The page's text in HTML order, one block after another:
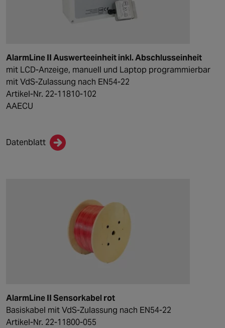
AlarmLine II Auswerteeinheit inkl. Abschlusseinheit
mit LCD-Anzeige, manuell und Laptop programmierbar
mit VdS-Zulassung nach EN54-22
Artikel-Nr. 22-11810-102
AAECU
Datenblatt
AlarmLine II Sensorkabel rot
Basiskabel mit VdS-Zulassung nach EN54-22
Artikel-Nr. 22-11800-055